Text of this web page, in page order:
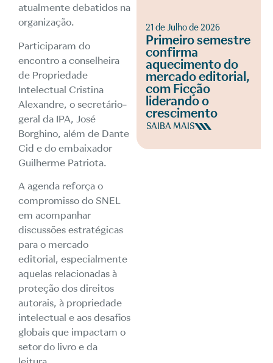
atualmente debatidos na
organização.
Participaram do
encontro a conselheira
de Propriedade
Intelectual Cristina
Alexandre, o secretário-
geral da IPA, José
Borghino, além de Dante
Cid e do embaixador
Guilherme Patriota.
A agenda reforça o
compromisso do SNEL
em acompanhar
discussões estratégicas
para o mercado
editorial, especialmente
aquelas relacionadas à
proteção dos direitos
autorais, à propriedade
intelectual e aos desafios
globais que impactam o
setor do livro e da
21 de Julho de 2026
Primeiro semestre
confirma
aquecimento do
mercado editorial,
com Ficção
liderando o
crescimento
SAIBA MAIS